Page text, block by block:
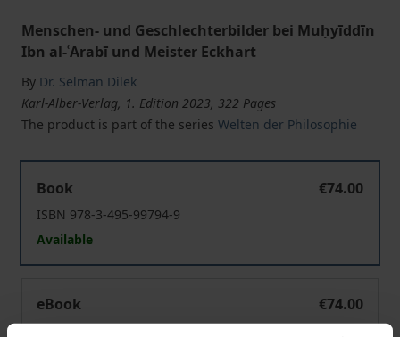
Menschen- und Geschlechterbilder bei Muḥyīddīn
Ibn al-ʿArabī und Meister Eckhart
By Dr. Selman Dilek
Karl-Alber-Verlag, 1. Edition 2023, 322 Pages
The product is part of the series Welten der Philosophie
Book
€74.00
ISBN 978-3-495-99794-9
Available
eBook
€74.00